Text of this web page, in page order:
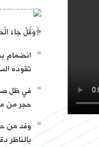
المكتب
تسجيل
﴿وَقُلْ جَاءَ
انضمام
تقوده
في ظل
حجر من
وفد من
بالناظر